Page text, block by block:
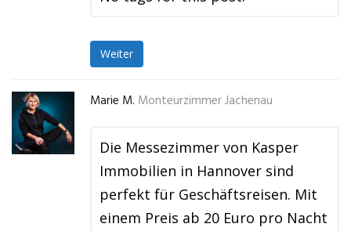
Weiter
Marie M. Monteurzimmer Jachenau
Die Messezimmer von Kasper
Immobilien in Hannover sind
perfekt für Geschäftsreisen. Mit
einem Preis ab 20 Euro pro Nacht